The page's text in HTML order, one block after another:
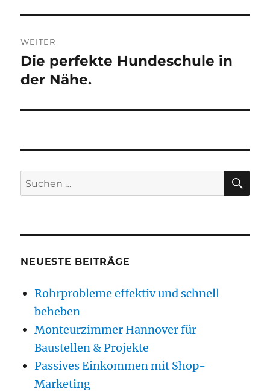
WEITER
Nächster
Beitrag:
Die perfekte Hundeschule in
der Nähe.
Suchen
nach:
NEUESTE BEITRÄGE
Rohrprobleme effektiv und schnell
beheben
Monteurzimmer Hannover für
Baustellen & Projekte
Passives Einkommen mit Shop-
Marketing